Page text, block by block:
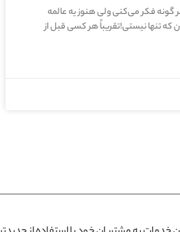
گونه فکر می‌کنی ولی هنوز یه عالمه
تنها نیستی!تقریباً هر کسی قبل از